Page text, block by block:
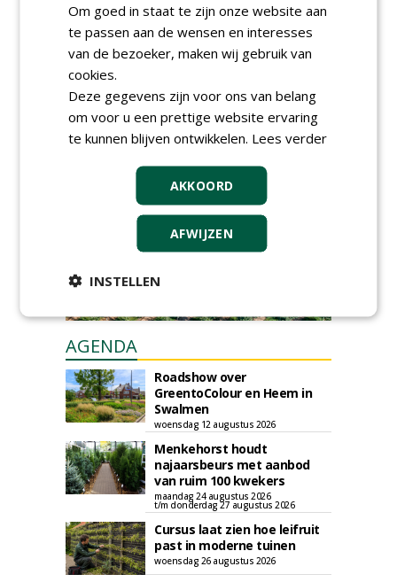
GREEN OUTLET
Iedereen kan gratis kleine advertenties
Plaats een gratis advertentie
AGENDA
Roadshow over
GreentoColour en Heem in
Swalmen
woensdag 12 augustus 2026
Menkehorst houdt
najaarsbeurs met aanbod
van ruim 100 kwekers
maandag 24 augustus 2026
t/m donderdag 27 augustus 2026
Cursus laat zien hoe leifruit
past in moderne tuinen
woensdag 26 augustus 2026
Om goed in staat te zijn onze website aan
te passen aan de wensen en interesses
van de bezoeker, maken wij gebruik van
cookies.
Deze gegevens zijn voor ons van belang
om voor u een prettige website ervaring
te kunnen blijven ontwikkelen. Lees verder
AKKOORD
AFWIJZEN
INSTELLEN